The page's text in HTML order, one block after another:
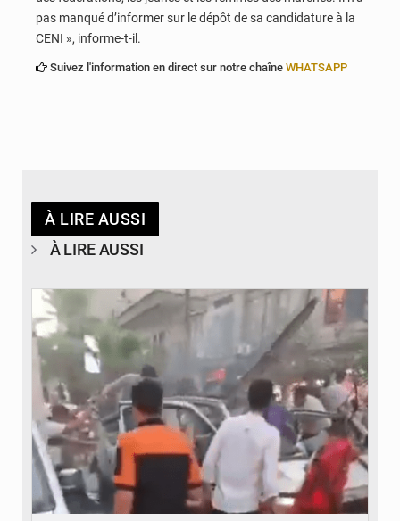
pas manqué d’informer sur le dépôt de sa candidature à la
CENI », informe-t-il.
Suivez l'information en direct sur notre chaîne WHATSAPP
À LIRE AUSSI
À LIRE AUSSI